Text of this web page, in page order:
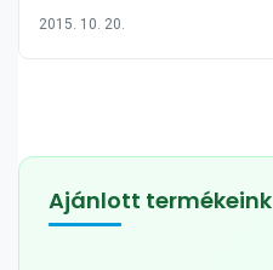
pontban
2015. 10. 20.
Ajánlott termékeink